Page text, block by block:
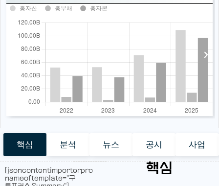
총자산 총부채 총자본
핵심 분석 뉴스 공시 사업
핵심
[jsoncontentimporterpro
nameoftemplate="구